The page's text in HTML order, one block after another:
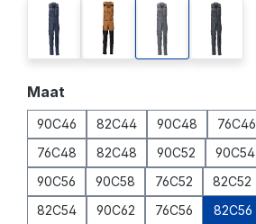
donkermarinenotenbruin/zwart
steengrijszwart
Selecteer
Maat
90C46 82C44 90C48 76C46
76C48
82C48 90C52 90C54
90C56
90C58 76C52 82C52
82C54
90C62 76C56 82C56